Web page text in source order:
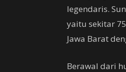
legendaris.
yaitu sekitar
Jawa Barat
Berawal dari